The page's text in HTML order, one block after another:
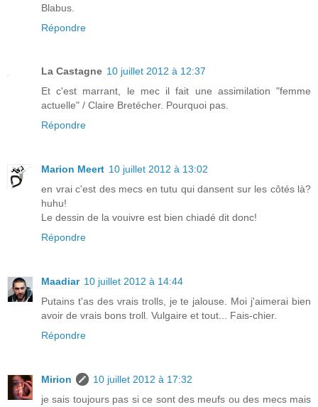
Blabus.
Répondre
La Castagne 10 juillet 2012 à 12:37
Et c'est marrant, le mec il fait une assimilation "femme
actuelle" / Claire Bretécher. Pourquoi pas.
Répondre
Marion Meert 10 juillet 2012 à 13:02
en vrai c'est des mecs en tutu qui dansent sur les côtés là?
huhu!
Le dessin de la vouivre est bien chiadé dit donc!
Répondre
Maadiar 10 juillet 2012 à 14:44
Putains t'as des vrais trolls, je te jalouse. Moi j'aimerai bien
avoir de vrais bons troll. Vulgaire et tout... Fais-chier.
Répondre
Mirion
10 juillet 2012 à 17:32
je sais toujours pas si ce sont des meufs ou des mecs mais